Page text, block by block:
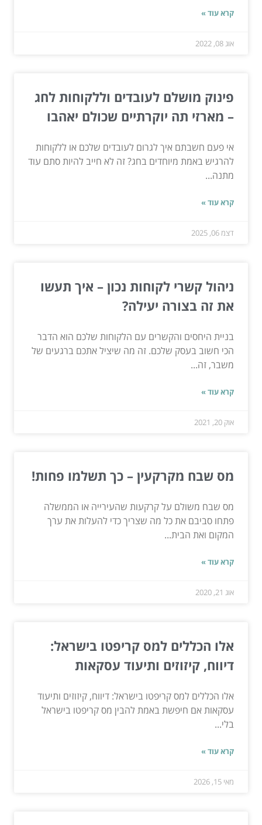
קרא עוד »
אוג 08, 2022
פינוק מושלם לעובדים וללקוחות לחג
– מארזי תה יוקרתיים שכולם יאהבו
אי פעם חשבתם איך לגרום לעובדים שלכם או ללקוחות
להרגיש באמת מיוחדים בחג? זה לא חייב להיות סתם עוד
מתנה...
קרא עוד »
דצמ 06, 2025
ניהול קשרי לקוחות נכון – איך תעשו
את זה בצורה יעילה?
בניית היחסים והקשרים עם הלקוחות שלכם הוא הדבר
הכי חשוב בעסק שלכם. זה מה שיציל אתכם ברגעים של
משבר, זה...
קרא עוד »
אוק 20, 2021
מס שבח מקרקעין – כך תשלמו פחות!
מס שבח משולם על קרקעות שהעירייה או הממשלה
פתחו סביבם את כל מה שצריך כדי להעלות את ערך
המקום ואת הבית...
קרא עוד »
אוג 21, 2020
אלו הכללים למס קריפטו בישראל:
דיווח, קיזוזים ותיעוד עסקאות
אלו הכללים למס קריפטו בישראל: דיווח, קיזוזים ותיעוד
עסקאות אם חיפשת באמת להבין מס קריפטו בישראל
בלי...
קרא עוד »
מאי 15, 2026